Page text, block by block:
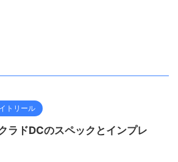
トリール
ラドDCのスペックとインプレ